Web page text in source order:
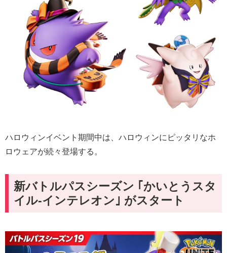
ハロウィンイベント期間中は、ハロウィンにピッタリなホ
ロウェアが続々登場する。
新バトルパスシーズン ｢かいとうスタ
イル-インテレオン｣ がスタート